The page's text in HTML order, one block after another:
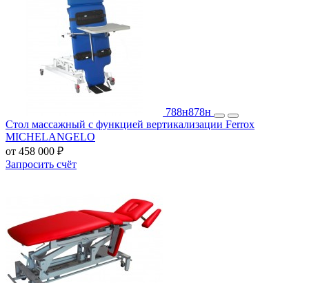
788н878н
Стол массажный с функцией вертикализации Ferrox
MICHELANGELO
от 458 000 ₽
Запросить счёт